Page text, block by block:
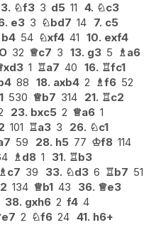
3. ♘f3 3 d5 11 4. ♘c3
e3 3 ♘bd7 14 7. c5
b4 54 ♘xf4 41 10. exf4
32 ♕c7 3 13. g3 5 ♗a6
xd3 1 ♖a7 40 16. ♖fc1
88 18. axb4 2 ♗f6 52
530 ♕b7 314 21. ♖c2
23. bxc5 2 ♕a6 1
101 ♖a3 3 26. ♘c1
59 28. h5 77 ♔f8 114
♗d8 1 31. ♖b3
♗c7 39 33. ♘d3 6 ♖b7 51
134 ♕b1 43 36. ♕e3
38. gxh6 2 f4 4
e7 2 ♘f6 24 41. h6+